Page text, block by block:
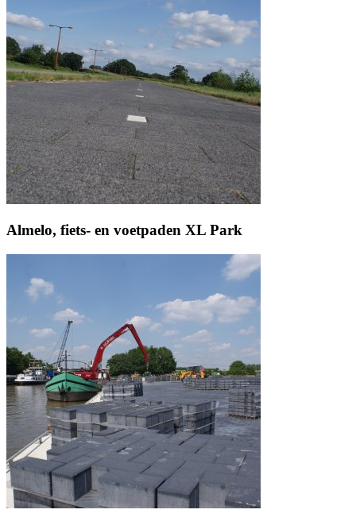
Almelo, fiets- en voetpaden XL Park